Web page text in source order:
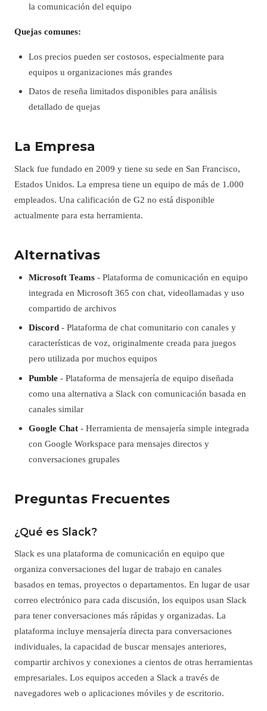
la comunicación del equipo
Quejas comunes:
Los precios pueden ser costosos, especialmente para
equipos u organizaciones más grandes
Datos de reseña limitados disponibles para análisis
detallado de quejas
La Empresa
Slack fue fundado en 2009 y tiene su sede en San Francisco,
Estados Unidos. La empresa tiene un equipo de más de 1.000
empleados. Una calificación de G2 no está disponible
actualmente para esta herramienta.
Alternativas
Microsoft Teams - Plataforma de comunicación en equipo
integrada en Microsoft 365 con chat, videollamadas y uso
compartido de archivos
Discord - Plataforma de chat comunitario con canales y
características de voz, originalmente creada para juegos
pero utilizada por muchos equipos
Pumble - Plataforma de mensajería de equipo diseñada
como una alternativa a Slack con comunicación basada en
canales similar
Google Chat - Herramienta de mensajería simple integrada
con Google Workspace para mensajes directos y
conversaciones grupales
Preguntas Frecuentes
¿Qué es Slack?
Slack es una plataforma de comunicación en equipo que
organiza conversaciones del lugar de trabajo en canales
basados en temas, proyectos o departamentos. En lugar de usar
correo electrónico para cada discusión, los equipos usan Slack
para tener conversaciones más rápidas y organizadas. La
plataforma incluye mensajería directa para conversaciones
individuales, la capacidad de buscar mensajes anteriores,
compartir archivos y conexiones a cientos de otras herramientas
empresariales. Los equipos acceden a Slack a través de
navegadores web o aplicaciones móviles y de escritorio.